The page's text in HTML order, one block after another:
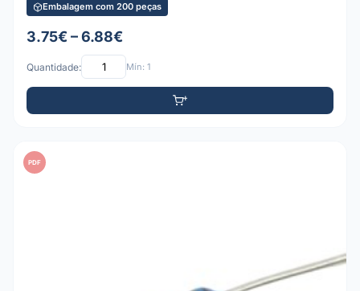
Embalagem com 200 peças
3.75€ – 6.88€
Quantidade: Mín: 1
PDF